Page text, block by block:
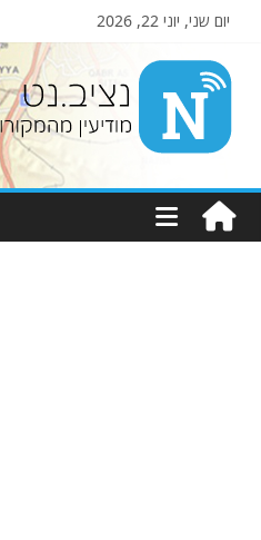
יום שני, יוני 22, 2026
Nziv.net
מודיעין
מהמקורות